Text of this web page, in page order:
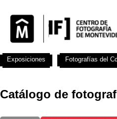
Catálogo de
Exposiciones Fotografías del